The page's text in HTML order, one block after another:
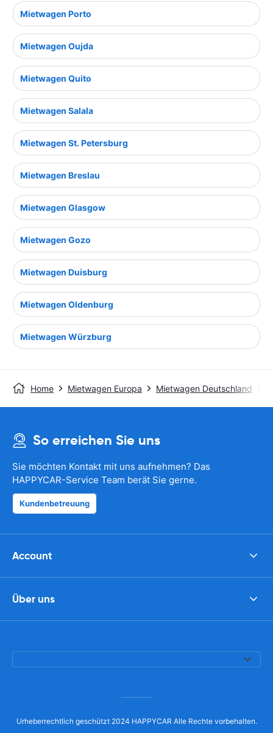
Mietwagen Porto
Mietwagen Oujda
Mietwagen Quito
Mietwagen Salala
Mietwagen St. Petersburg
Mietwagen Breslau
Mietwagen Glasgow
Mietwagen Gozo
Mietwagen Duisburg
Mietwagen Oldenburg
Mietwagen Würzburg
Home Mietwagen Europa Mietwagen Deutschland
So erreichen Sie uns
Sie möchten Kontakt mit uns aufnehmen? Das
HAPPYCAR-Service Team berät Sie gerne.
Kundenbetreuung
Account
Über uns
Urheberrechtlich geschützt 2024 HAPPYCAR Alle Rechte vorbehalten.